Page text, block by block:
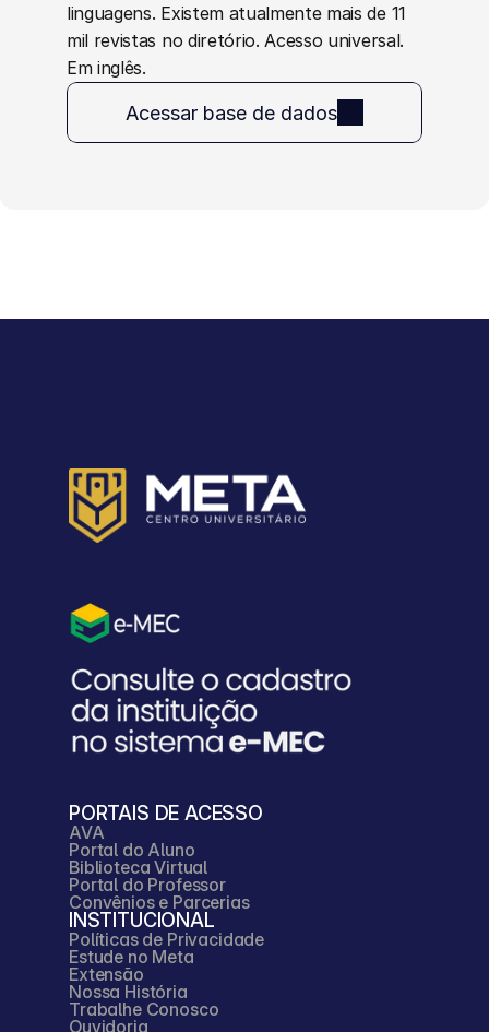
linguagens. Existem atualmente mais de 11
mil revistas no diretório. Acesso universal.
Em inglês.
Acessar base de dados
PORTAIS DE ACESSO
AVA
Portal do Aluno
Biblioteca Virtual
Portal do Professor
Convênios e Parcerias
INSTITUCIONAL
Políticas de Privacidade
Estude no Meta
Extensão
Nossa História
Trabalhe Conosco
Ouvidoria